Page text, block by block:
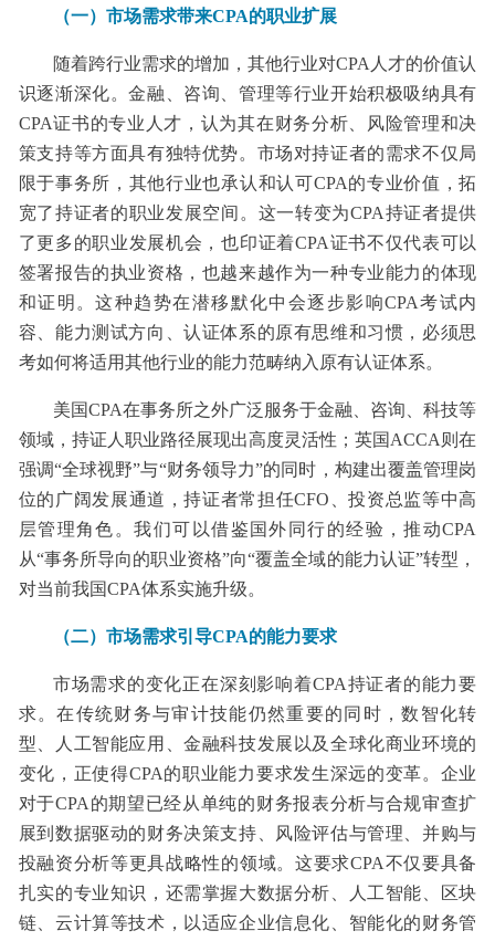
（一）市场需求带来CPA的职业扩展
随着跨行业需求的增加，其他行业对CPA人才的价值认
识逐渐深化。金融、咨询、管理等行业开始积极吸纳具有
CPA证书的专业人才，认为其在财务分析、风险管理和决
策支持等方面具有独特优势。市场对持证者的需求不仅局
限于事务所，其他行业也承认和认可CPA的专业价值，拓
宽了持证者的职业发展空间。这一转变为CPA持证者提供
了更多的职业发展机会，也印证着CPA证书不仅代表可以
签署报告的执业资格，也越来越作为一种专业能力的体现
和证明。这种趋势在潜移默化中会逐步影响CPA考试内
容、能力测试方向、认证体系的原有思维和习惯，必须思
考如何将适用其他行业的能力范畴纳入原有认证体系。
美国CPA在事务所之外广泛服务于金融、咨询、科技等
领域，持证人职业路径展现出高度灵活性；英国ACCA则在
强调“全球视野”与“财务领导力”的同时，构建出覆盖管理岗
位的广阔发展通道，持证者常担任CFO、投资总监等中高
层管理角色。我们可以借鉴国外同行的经验，推动CPA
从“事务所导向的职业资格”向“覆盖全域的能力认证”转型，
对当前我国CPA体系实施升级。
（二）市场需求引导CPA的能力要求
市场需求的变化正在深刻影响着CPA持证者的能力要
求。在传统财务与审计技能仍然重要的同时，数智化转
型、人工智能应用、金融科技发展以及全球化商业环境的
变化，正使得CPA的职业能力要求发生深远的变革。企业
对于CPA的期望已经从单纯的财务报表分析与合规审查扩
展到数据驱动的财务决策支持、风险评估与管理、并购与
投融资分析等更具战略性的领域。这要求CPA不仅要具备
扎实的专业知识，还需掌握大数据分析、人工智能、区块
链、云计算等技术，以适应企业信息化、智能化的财务管